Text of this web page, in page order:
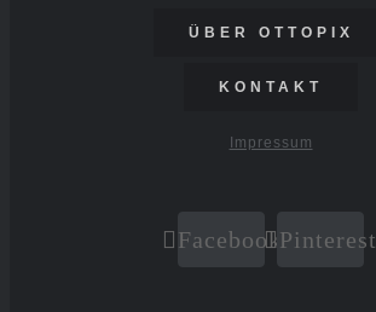
ÜBER OTTOPIX
KONTAKT
Impressum
FacebookPinterest